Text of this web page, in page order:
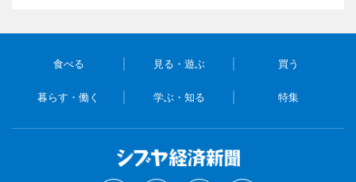
食べる 見る・遊ぶ 買う
暮らす・働く 学ぶ・知る 特集